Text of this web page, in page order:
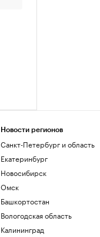
Новости регионов
Санкт-Петербург и область
Екатеринбург
Новосибирск
Омск
Башкортостан
Вологодская область
Калининград